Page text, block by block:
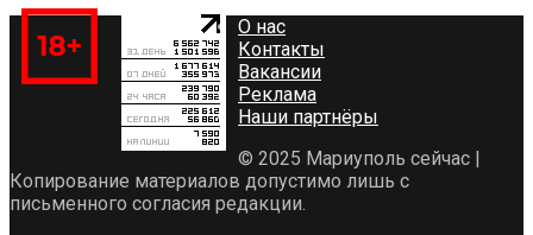
О нас
Контакты
Вакансии
Реклама
Наши партнёры
© 2025 Мариуполь сейчас |
Копирование материалов допустимо лишь с
письменного согласия редакции.